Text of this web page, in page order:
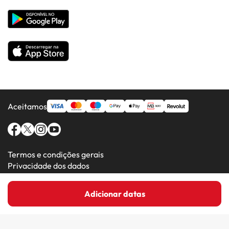
Adicionar datas
Todos os Hotéis
Aceitamos
Termos e condições gerais
Privacidade dos dados
Amimir.com (C) 2016-2026 - Viajes Para Ti S.L.U